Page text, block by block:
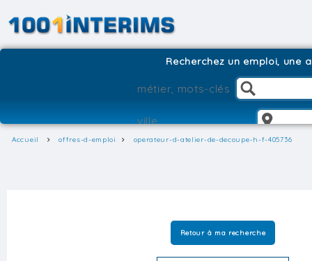
Recherchez un emploi, une
Accueil offres-d-emploi operateur-d-atelier-de-decoupe-h-f-405736
Retour à ma recherche